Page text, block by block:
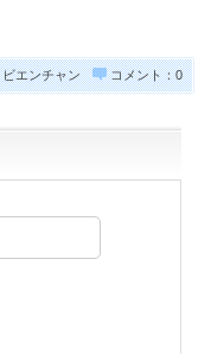
ビエンチャン コメント：0